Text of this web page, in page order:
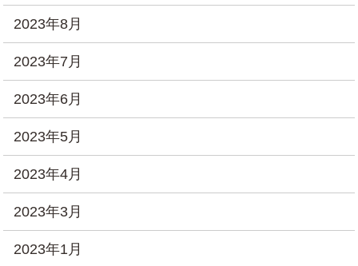
2023年8月
2023年7月
2023年6月
2023年5月
2023年4月
2023年3月
2023年1月